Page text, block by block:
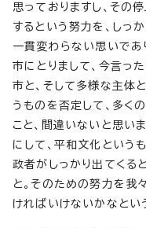
思っておりますし、その
するという努力を、しっ
一貫変わらない思いであ
市にとりまして、今言っ
市と、そして多様な主体
うものを否定して、多く
こと、間違いないと思い
にして、平和文化という
政者がしっかり出てくる
と。そのための努力を我
ければいけないかなとい